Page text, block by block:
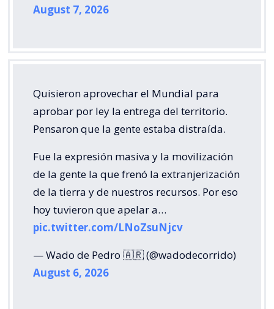
August 7, 2026
Quisieron aprovechar el Mundial para
aprobar por ley la entrega del territorio.
Pensaron que la gente estaba distraída.
Fue la expresión masiva y la movilización
de la gente la que frenó la extranjerización
de la tierra y de nuestros recursos. Por eso
hoy tuvieron que apelar a…
pic.twitter.com/LNoZsuNjcv
— Wado de Pedro 🇦🇷 (@wadodecorrido)
August 6, 2026